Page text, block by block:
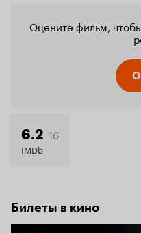
Оцените фильм,
6.2 16
IMDb
Билеты в кино